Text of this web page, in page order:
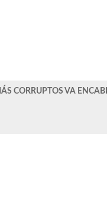
CORRUPTOS VA